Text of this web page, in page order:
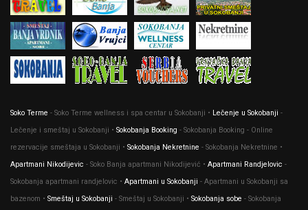
Soko Terme - Soko Terme wellness i spa centar u Sokobanji • Lečenje u Sokobanji -
Lečenje i smeštaj u Sokobanji • Sokobanja Booking - Sokobanja Booking - Online
rezervacije smeštaja u Sokobanji • Sokobanja Nekretnine - Sokobanja Nekretnine •
Apartmani Nikodijevic - Soko Banja apartmani Nikodijević • Apartmani Randjelovic -
Sokobanja apartmani randjelovic • Apartmani u Sokobanji - Apartmani u Sokobanji sa
bazenom • Smeštaj u Sokobanji - Smeštaj u Sokobanji • Sokobanja sobe - Sokobanja